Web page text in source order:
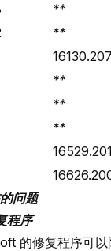
**
**
**
**
**
问题
程序
的修复程序可